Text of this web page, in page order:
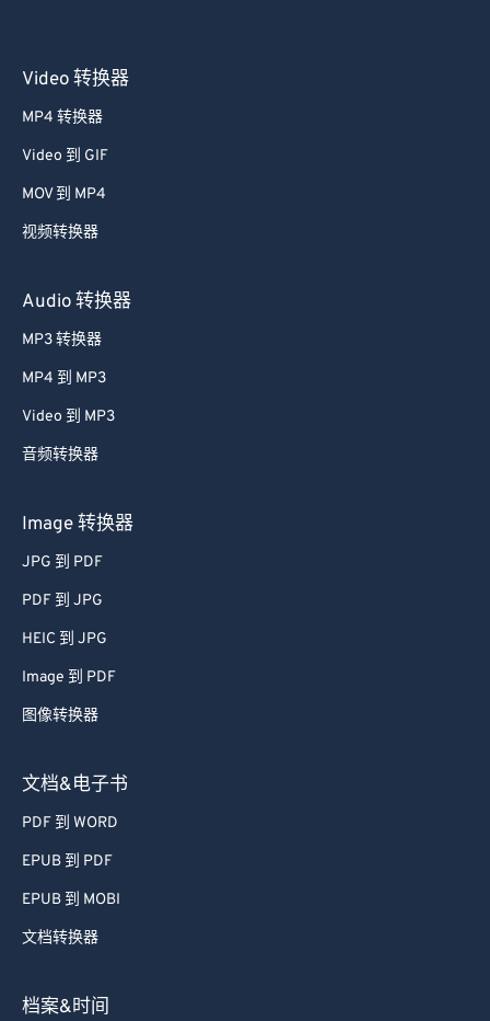
Video 转换器
MP4 转换器
Video 到 GIF
MOV 到 MP4
视频转换器
Audio 转换器
MP3 转换器
MP4 到 MP3
Video 到 MP3
音频转换器
Image 转换器
JPG 到 PDF
PDF 到 JPG
HEIC 到 JPG
Image 到 PDF
图像转换器
文档&电子书
PDF 到 WORD
EPUB 到 PDF
EPUB 到 MOBI
文档转换器
档案&时间